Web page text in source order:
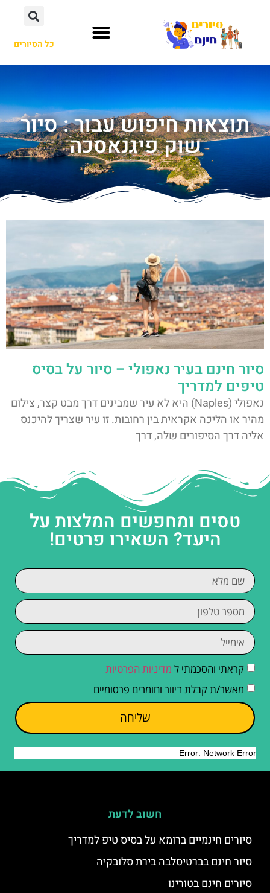
כל הסיורים
תוצאות חיפוש עבור : סיור
שוק פיגנאסכה
סיור חינם בעיר נאפולי – סיור על בסיס
טיפים למדריך
נאפולי (Naples) היא לא עיר שמבינים דרך מבט קצר, צילום
מהיר או הליכה אקראית בין רחובות. זו עיר שצריך להיכנס
אליה דרך הסיפורים שלה, דרך
טסים ומחפשים המלצות על
היעד? השאירו פרטים!
קראתי והסכמתי ל מדיניות הפרטיות
מאשר/ת קבלת דיוור וחומרים פרסומיים
שליחה
חשוב לדעת
סיורים חינמיים ברומא על בסיס טיפ למדריך
סיור חינם בברטיסלבה בירת סלובקיה
סיורים חינם בטורינו